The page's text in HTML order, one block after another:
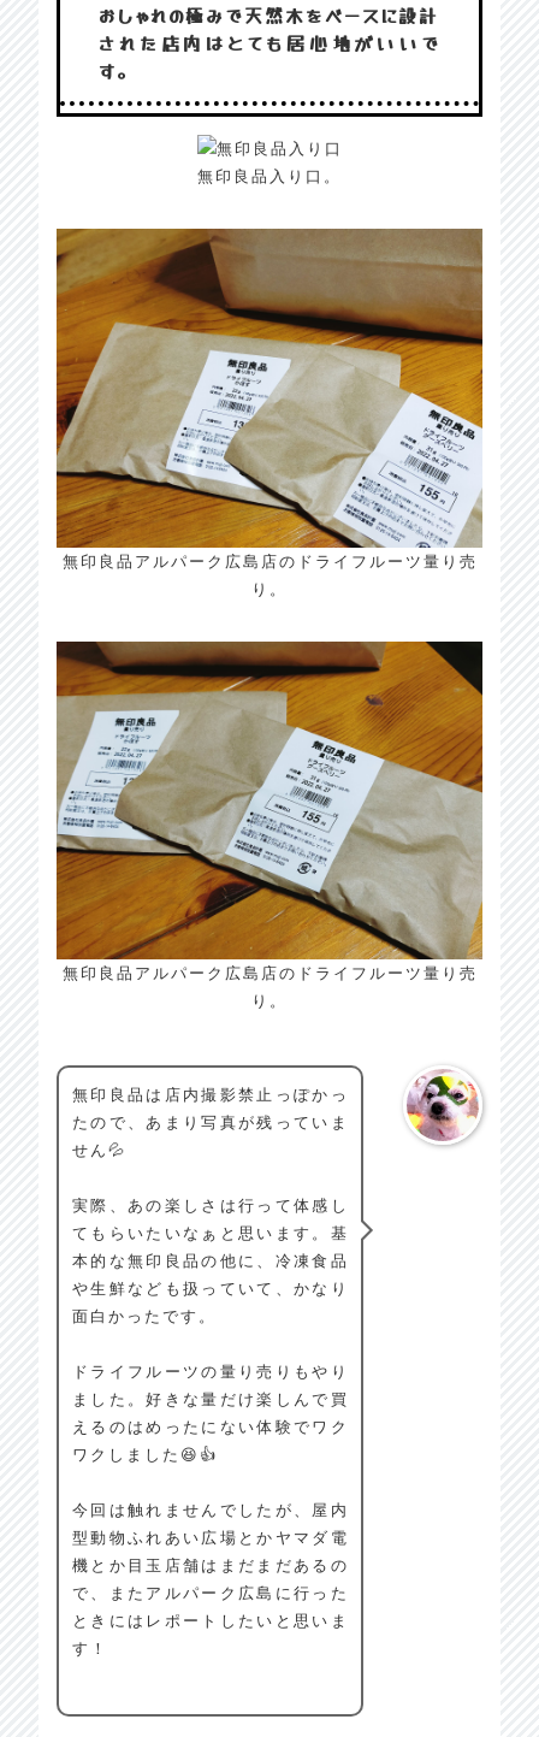
おしゃれの極みで天然木をベースに設計
された店内はとても居心地がいいで
す。
無印良品入り口。
無印良品アルパーク広島店のドライフルーツ量り売
り。
無印良品アルパーク広島店のドライフルーツ量り売
り。
無印良品は店内撮影禁止っぽかっ
たので、あまり写真が残っていま
せん💦
実際、あの楽しさは行って体感し
てもらいたいなぁと思います。基
本的な無印良品の他に、冷凍食品
や生鮮なども扱っていて、かなり
面白かったです。
ドライフルーツの量り売りもやり
ました。好きな量だけ楽しんで買
えるのはめったにない体験でワク
ワクしました😆👍
今回は触れませんでしたが、屋内
型動物ふれあい広場とかヤマダ電
機とか目玉店舗はまだまだあるの
で、またアルパーク広島に行った
ときにはレポートしたいと思いま
す！